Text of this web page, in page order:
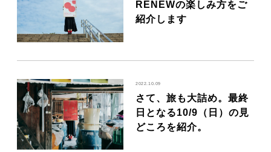
RENEWの楽しみ方をご
紹介します
2022.10.09
さて、旅も大詰め。最終
日となる10/9（日）の見
どころを紹介。